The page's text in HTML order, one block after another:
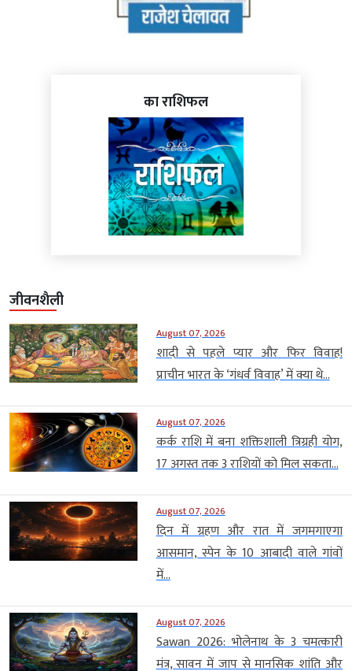
का राशिफल
जीवनशैली
August 07, 2026
शादी से पहले प्यार और फिर विवाह!
प्राचीन भारत के ‘गंधर्व विवाह’ में क्या थे...
August 07, 2026
कर्क राशि में बना शक्तिशाली त्रिग्रही योग,
17 अगस्त तक 3 राशियों को मिल सकता...
August 07, 2026
दिन में ग्रहण और रात में जगमगाएगा
आसमान, स्पेन के 10 आबादी वाले गांवों
में...
August 07, 2026
Sawan 2026: भोलेनाथ के 3 चमत्कारी
मंत्र, सावन में जाप से मानसिक शांति और